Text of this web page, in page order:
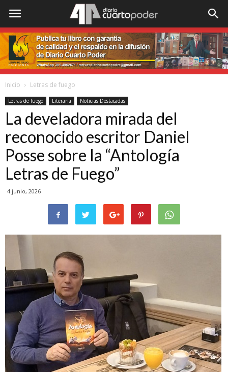
Inicio Letras de fuego
Letras de fuego Literaria Noticias Destacadas
La develadora mirada del
reconocido escritor Daniel
Posse sobre la “Antología
Letras de Fuego”
4 junio, 2026